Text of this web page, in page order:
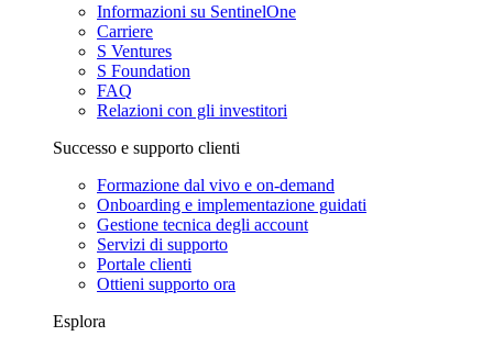
Informazioni su SentinelOne
Carriere
S Ventures
S Foundation
FAQ
Relazioni con gli investitori
Successo e supporto clienti
Formazione dal vivo e on-demand
Onboarding e implementazione guidati
Gestione tecnica degli account
Servizi di supporto
Portale clienti
Ottieni supporto ora
Esplora